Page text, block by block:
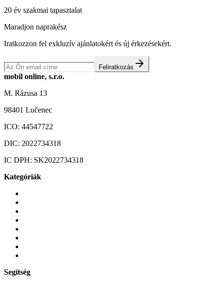
20 év szakmai tapasztalat
Maradjon naprakész
Iratkozzon fel exkluzív ajánlatokért és új érkezésekért.
Feliratkozás
mobil online, s.r.o.
M. Rázusa 13
98401 Lučenec
ICO: 44547722
DIC: 2022734318
IC DPH: SK2022734318
Kategóriák
Segítség